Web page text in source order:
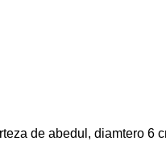
de abedul, diamtero 6